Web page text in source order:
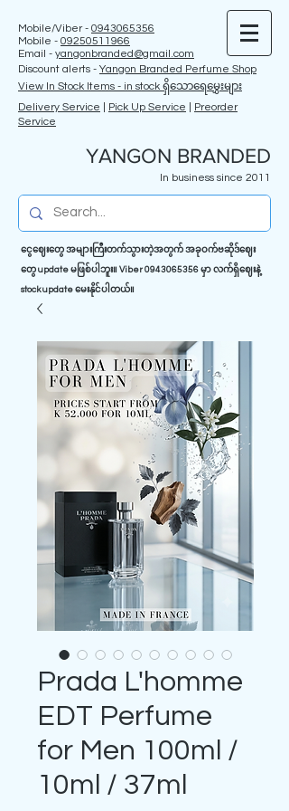
Mobile/Viber - 0943065356
Mobile - 09250511966
Email - yangonbranded@gmail.com
Discount alerts - Yangon Branded Perfume Shop
View In Stock Items - in stock ရှိသောရေမွှေးများ
Delivery Service
Pick Up Service
Preorder
Service
YANGON BRANDED
In business since 2011
ငွေဈေးတွေ အများကြီးတက်သွားတဲ့အတွက် အခုဝက်ဗဆိုဒ်ဈေး
တွေ update မဖြစ်ပါဘူး။ Viber0943065356 မှာ လက်ရှိဈေးနဲ့
stock update မေးနိုင်ပါတယ်။
Prada L'homme
EDT Perfume
for Men 100ml /
10ml / 37ml